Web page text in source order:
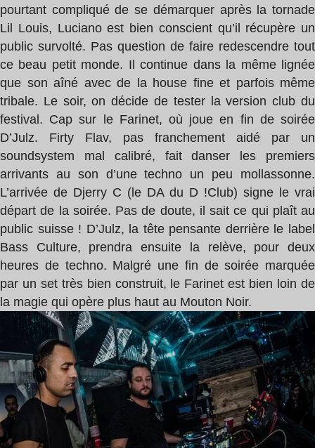
pourtant compliqué de se démarquer après la tornade
Lil Louis, Luciano est bien conscient qu’il récupère un
public survolté. Pas question de faire redescendre tout
ce beau petit monde. Il continue dans la même lignée
que son aîné avec de la house fine et parfois même
tribale. Le soir, on décide de tester la version club du
festival. Cap sur le Farinet, où joue en fin de soirée
D’Julz. Firty Flav, pas franchement aidé par un
soundsystem mal calibré, fait danser les premiers
arrivants au son d’une techno un peu mollassonne.
L’arrivée de Djerry C (le DA du D !Club) signe le vrai
départ de la soirée. Pas de doute, il sait ce qui plaît au
public suisse ! D’Julz, la tête pensante derrière le label
Bass Culture, prendra ensuite la relève, pour deux
heures de techno. Malgré une fin de soirée marquée
par un set très bien construit, le Farinet est bien loin de
la magie qui opère plus haut au Mouton Noir.